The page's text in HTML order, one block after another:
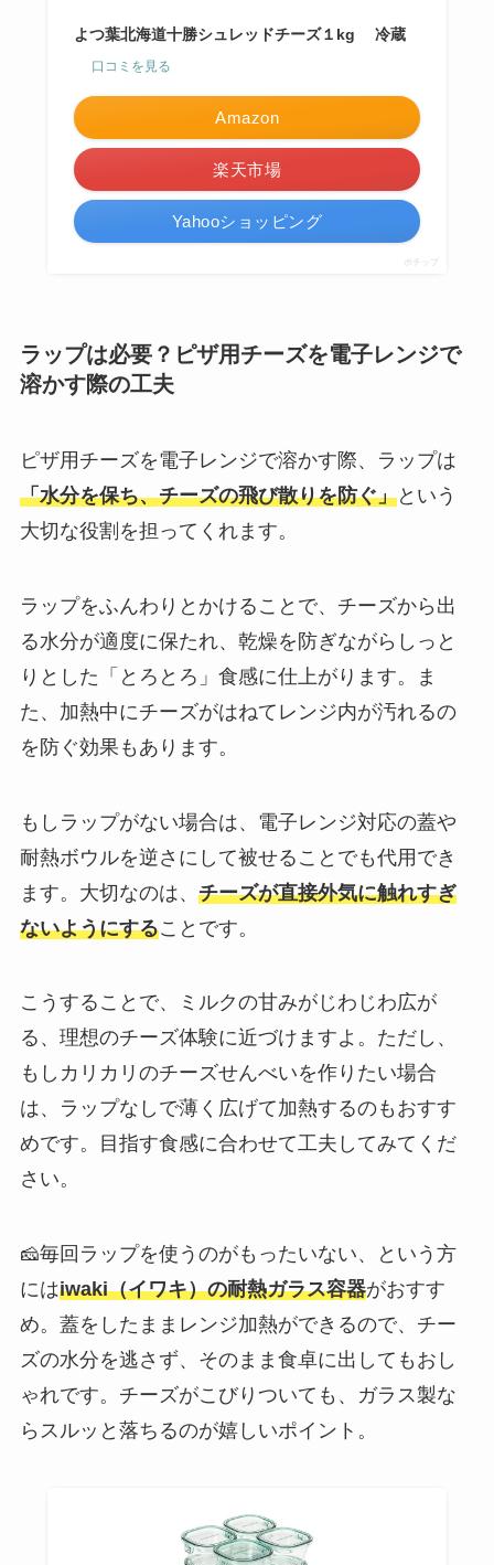
よつ葉北海道十勝シュレッドチーズ１kg 冷蔵
口コミを見る
Amazon
楽天市場
Yahooショッピング
ポチップ
ラップは必要？ピザ用チーズを電子レンジで
溶かす際の工夫
ピザ用チーズを電子レンジで溶かす際、ラップは
「水分を保ち、チーズの飛び散りを防ぐ」という
大切な役割を担ってくれます。
ラップをふんわりとかけることで、チーズから出
る水分が適度に保たれ、乾燥を防ぎながらしっと
りとした「とろとろ」食感に仕上がります。ま
た、加熱中にチーズがはねてレンジ内が汚れるの
を防ぐ効果もあります。
もしラップがない場合は、電子レンジ対応の蓋や
耐熱ボウルを逆さにして被せることでも代用でき
ます。大切なのは、 チーズが直接外気に触れすぎ
ないようにすることです。
こうすることで、ミルクの甘みがじわじわ広が
る、理想のチーズ体験に近づけますよ。ただし、
もしカリカリのチーズせんべいを作りたい場合
は、ラップなしで薄く広げて加熱するのもおすす
めです。目指す食感に合わせて工夫してみてくだ
さい。
🧀毎回ラップを使うのがもったいない、という方
にはiwaki（イワキ）の耐熱ガラス容器がおすす
め。蓋をしたままレンジ加熱ができるので、チー
ズの水分を逃さず、そのまま食卓に出してもおし
ゃれです。チーズがこびりついても、ガラス製な
らスルッと落ちるのが嬉しいポイント。